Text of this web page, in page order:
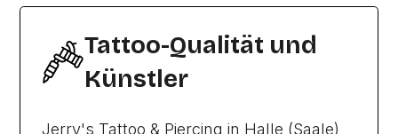
Tattoo-Qualität und
Künstler
Jerry's Tattoo & Piercing in Halle (Saale)